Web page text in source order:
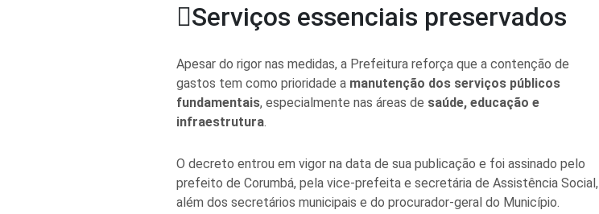
Serviços essenciais preservados
Apesar do rigor nas medidas, a Prefeitura reforça que a contenção de
gastos tem como prioridade a manutenção dos serviços públicos
fundamentais, especialmente nas áreas de saúde, educação e
infraestrutura.
O decreto entrou em vigor na data de sua publicação e foi assinado pelo
prefeito de Corumbá, pela vice-prefeita e secretária de Assistência Social,
além dos secretários municipais e do procurador-geral do Município.